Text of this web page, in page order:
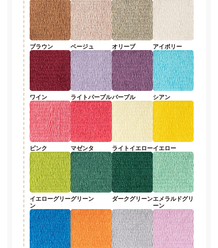
ブラウン ベージュ オリーブ アイボリー
ワイン ライトパープルパープル シアン
ピンク マゼンタ ライトイエローイエロー
イエローグリー
ン
グリーン ダークグリーンエメラルドグリ
ーン